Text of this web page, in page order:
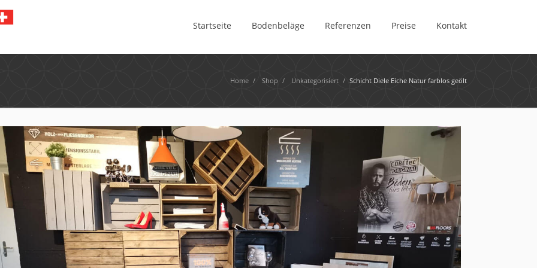
Startseite Bodenbeläge Referenzen Preise Kontakt
Home / Shop / Unkategorisiert / Schicht Diele Eiche Natur farblos geölt